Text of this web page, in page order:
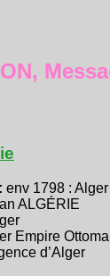
env 1798 : Alger
ALGÉRIE
Empire
d’Alger